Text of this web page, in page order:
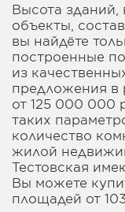
Высота
объекты,
вы найдёте
построенные
из
предложения в
от 125 000 000
таких
количество
жилой
Тестовская
Вы можете
площадей от